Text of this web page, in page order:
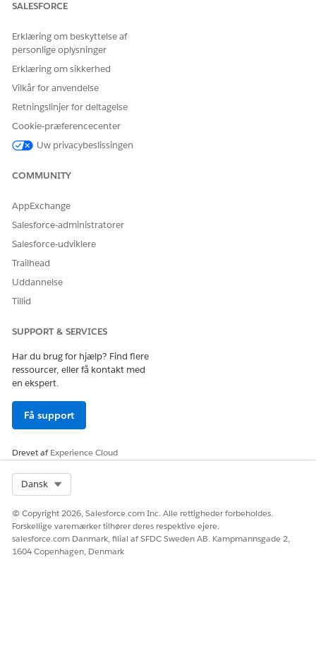
Opsæt avancerede risikostyringsfunktioner
arbejde hurtigere og forblive opdateret. Aktiver proaktiv
hjælp for at generere læsbare sammendrag af risici og
evalueringer efter behov og kontinuerlig evaluering for at
evalueringer på hver væsentlig ændring og sætte dem i kø
til human gennemgang.
LØSTE DENNE ARTIKEL DIT PROBLEM?
SALESFORCE
Erklæring om beskyttelse af
personlige oplysninger
Erklæring om sikkerhed
Vilkår for anvendelse
Retningslinjer for deltagelse
Cookie-præferencecenter
Uw privacybeslissingen
COMMUNITY
AppExchange
Salesforce-administratorer
Salesforce-udviklere
Trailhead
Uddannelse
Tillid
SUPPORT & SERVICES
Har du brug for hjælp? Find flere
ressourcer, eller få kontakt med
en ekspert.
Få support
Drevet afExperience Cloud
Dansk
© Copyright 2026, Salesforce.com Inc. Alle rettigheder forbeholdes.
Forskellige varemærker tilhører deres respektive ejere.
salesforce.com Danmark, filial af SFDC Sweden AB. Kampmannsgade 2,
1604 Copenhagen, Denmark